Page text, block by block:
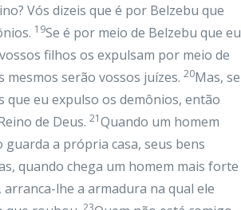
Vós dizeis que é por Belzebu que
19Se é por meio de Belzebu que eu
filhos os expulsam por meio de
mesmos serão vossos juízes. 20Mas, se
que eu expulso os demônios, então
de Deus. 21Quando um homem
a própria casa, seus bens
quando chega um homem mais forte
arranca-lhe a armadura na qual ele
23